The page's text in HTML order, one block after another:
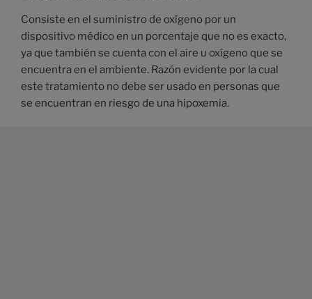
Consiste en el suministro de oxígeno por un
dispositivo médico en un porcentaje que no es exacto,
ya que también se cuenta con el aire u oxígeno que se
encuentra en el ambiente. Razón evidente por la cual
este tratamiento no debe ser usado en personas que
se encuentran en riesgo de una hipoxemia.